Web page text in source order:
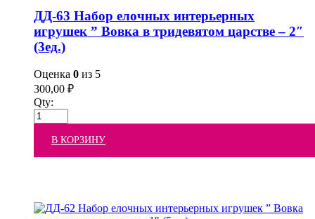
ДД-63 Набор елочных интерьерных
игрушек ” Вовка в тридевятом царстве – 2″
(3ед.)
Оценка 0 из 5
300,00 ₽
Qty:
В КОРЗИНУ